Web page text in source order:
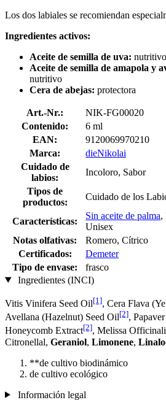
Los dos labiales se recomiendan
Ingredientes activos:
Aceite de semilla de uva: nutritivo
Aceite de semilla de amapola y
nutritivo
Cera de abejas: protectora
Art.-Nr.:
NIK-FG00020
Contenido:
6 ml
EAN:
9120069970210
Marca:
dieNikolai
Cuidado de
labios:
Incoloro, Sabor
Tipos de
productos:
Cuidado de los
Características:
Sin aceite de palma,
Unisex
Notas olfativas:
Romero, Cítrico
Certificados:
Demeter
Tipo de envase:
frasco
Ingredientes (INCI)
Vitis Vinifera Seed Oil[1], Cera Flava
Avellana (Hazelnut) Seed Oil[2],
Honeycomb Extract[2], Melissa
Citronellal, Geraniol, Limonene,
**de cultivo biodinámico
de cultivo ecológico
Información legal